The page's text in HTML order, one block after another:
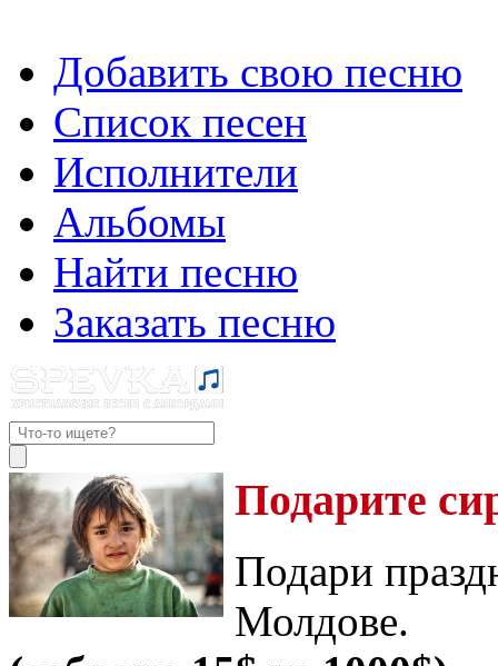
Добавить свою песню
Список песен
Исполнители
Альбомы
Найти песню
Заказать песню
Подарите
Подари
Молдове.